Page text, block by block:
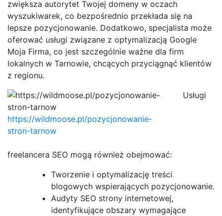
zwiększa autorytet Twojej domeny w oczach
wyszukiwarek, co bezpośrednio przekłada się na
lepsze pozycjonowanie. Dodatkowo, specjalista może
oferować usługi związane z optymalizacją Google
Moja Firma, co jest szczególnie ważne dla firm
lokalnych w Tarnowie, chcących przyciągnąć klientów
z regionu.
https://wildmoose.pl/pozycjonowanie-
stron-tarnow
Usługi
freelancera SEO mogą również obejmować:
Tworzenie i optymalizację treści
blogowych wspierających pozycjonowanie.
Audyty SEO strony internetowej,
identyfikujące obszary wymagające